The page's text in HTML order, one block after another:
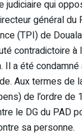
judiciaire qui
général
(TPI) de
contradictoire à
Il a été
Aux termes
de l’ordre de
le DG du PAD
sa personne.